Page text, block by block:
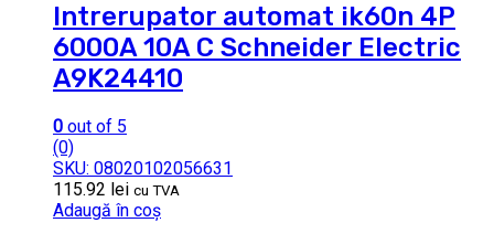
Intrerupator automat ik60n 4P
6000A 10A C Schneider Electric
A9K24410
0 out of 5
(0)
SKU: 08020102056631
115.92 lei cu TVA
Adaugă în coș